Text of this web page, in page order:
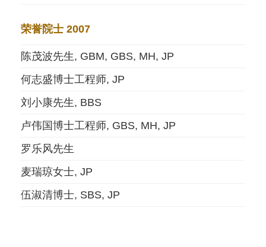
荣誉院士 2007
陈茂波先生, GBM, GBS, MH, JP
何志盛博士工程师, JP
刘小康先生, BBS
卢伟国博士工程师, GBS, MH, JP
罗乐风先生
麦瑞琼女士, JP
伍淑清博士, SBS, JP